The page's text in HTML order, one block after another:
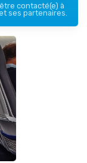
contacté(e) à
ses partenaires.